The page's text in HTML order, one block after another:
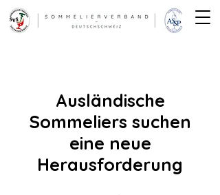
Ausländische
Sommeliers suchen
eine neue
Herausforderung